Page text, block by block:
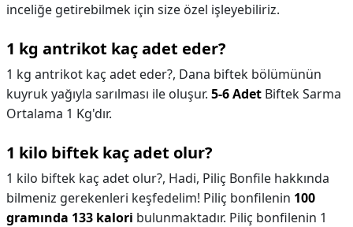
inceliğe getirebilmek için size özel işleyebiliriz.
1 kg antrikot kaç adet eder?
1 kg antrikot kaç adet eder?, Dana biftek bölümünün
kuyruk yağıyla sarılması ile oluşur. 5-6 Adet Biftek Sarma
Ortalama 1 Kg'dır.
1 kilo biftek kaç adet olur?
1 kilo biftek kaç adet olur?, Hadi, Piliç Bonfile hakkında
bilmeniz gerekenleri keşfedelim! Piliç bonfilenin 100
gramında 133 kalori bulunmaktadır. Piliç bonfilenin 1